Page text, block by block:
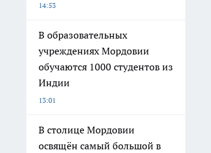
14:53
В образовательных
учреждениях Мордовии
обучаются 1000 студентов из
Индии
13:01
В столице Мордовии
освящён самый большой в